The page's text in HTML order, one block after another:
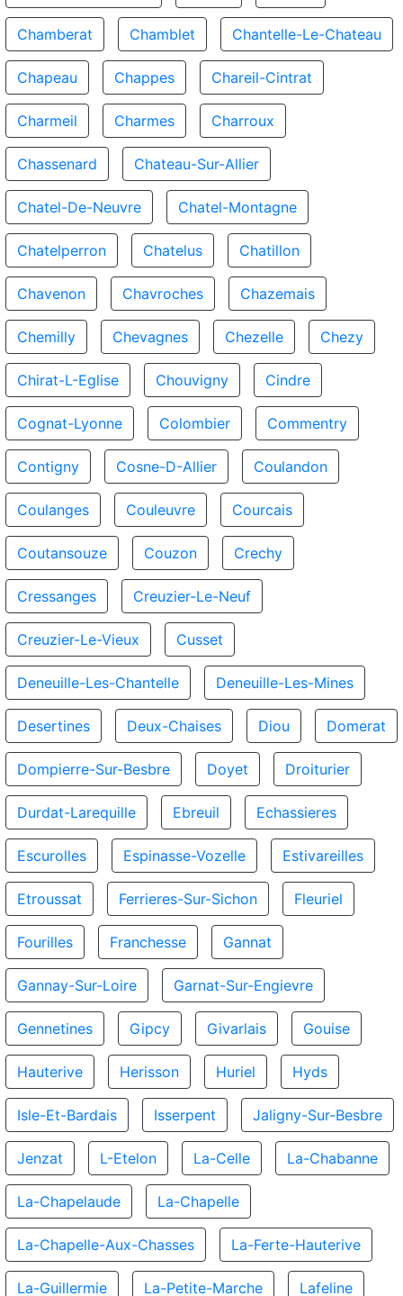
Chamberat Chamblet Chantelle-Le-Chateau
Chapeau Chappes Chareil-Cintrat
Charmeil Charmes Charroux
Chassenard Chateau-Sur-Allier
Chatel-De-Neuvre Chatel-Montagne
Chatelperron Chatelus Chatillon
Chavenon Chavroches Chazemais
Chemilly Chevagnes Chezelle Chezy
Chirat-L-Eglise Chouvigny Cindre
Cognat-Lyonne Colombier Commentry
Contigny Cosne-D-Allier Coulandon
Coulanges Couleuvre Courcais
Coutansouze Couzon Crechy
Cressanges Creuzier-Le-Neuf
Creuzier-Le-Vieux Cusset
Deneuille-Les-Chantelle Deneuille-Les-Mines
Desertines Deux-Chaises Diou Domerat
Dompierre-Sur-Besbre Doyet Droiturier
Durdat-Larequille Ebreuil Echassieres
Escurolles Espinasse-Vozelle Estivareilles
Etroussat Ferrieres-Sur-Sichon Fleuriel
Fourilles Franchesse Gannat
Gannay-Sur-Loire Garnat-Sur-Engievre
Gennetines Gipcy Givarlais Gouise
Hauterive Herisson Huriel Hyds
Isle-Et-Bardais Isserpent Jaligny-Sur-Besbre
Jenzat L-Etelon La-Celle La-Chabanne
La-Chapelaude La-Chapelle
La-Chapelle-Aux-Chasses La-Ferte-Hauterive
La-Guillermie La-Petite-Marche Lafeline